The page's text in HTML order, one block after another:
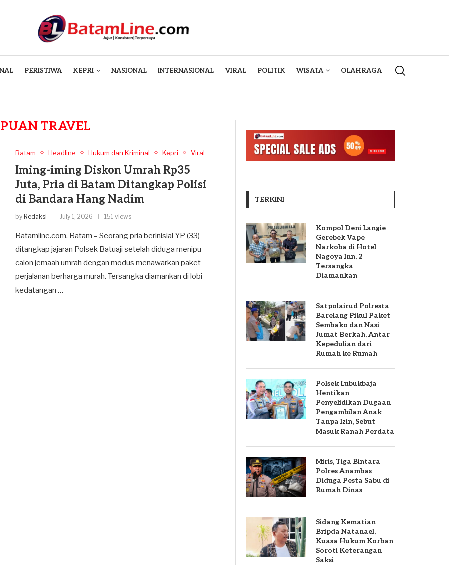
PERISTIWA KEPRI NASIONAL INTERNASIONAL VIRAL POLITIK WISATA OLAHRAGA
TRAVEL
Batam Headline Hukum dan Kriminal Kepri Viral
Iming-iming Diskon Umrah Rp35
Juta, Pria di Batam Ditangkap Polisi
di Bandara Hang Nadim
by Redaksi July 1, 2026 151 views
Batamline.com, Batam – Seorang pria berinisial YP (33)
ditangkap jajaran Polsek Batuaji setelah diduga menipu
calon jemaah umrah dengan modus menawarkan paket
perjalanan berharga murah. Tersangka diamankan di lobi
kedatangan …
TERKINI
Kompol Deni Langie
Gerebek Vape
Narkoba di Hotel
Nagoya Inn, 2
Tersangka
Diamankan
Satpolairud Polresta
Barelang Pikul Paket
Sembako dan Nasi
Jumat Berkah, Antar
Kepedulian dari
Rumah ke Rumah
Polsek Lubukbaja
Hentikan
Penyelidikan Dugaan
Pengambilan Anak
Tanpa Izin, Sebut
Masuk Ranah Perdata
Miris, Tiga Bintara
Polres Anambas
Diduga Pesta Sabu di
Rumah Dinas
Sidang Kematian
Bripda Natanael,
Kuasa Hukum Korban
Soroti Keterangan
Saksi